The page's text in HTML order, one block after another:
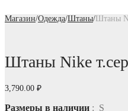
Магазин/Одежда/Штаны/ Штаны
Штаны Nike
3,790.00 ₽
Размеры в наличии : S